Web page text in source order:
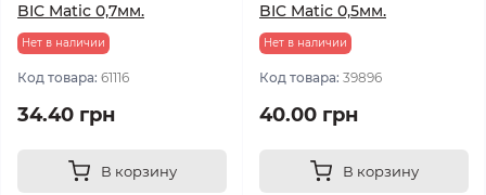
BIC Matic 0,7мм.
Нет в наличии
Код товара: 61116
34.40 грн
В корзину
BIC Matic 0,5мм.
Нет в наличии
Код товара: 39896
40.00 грн
В корзину